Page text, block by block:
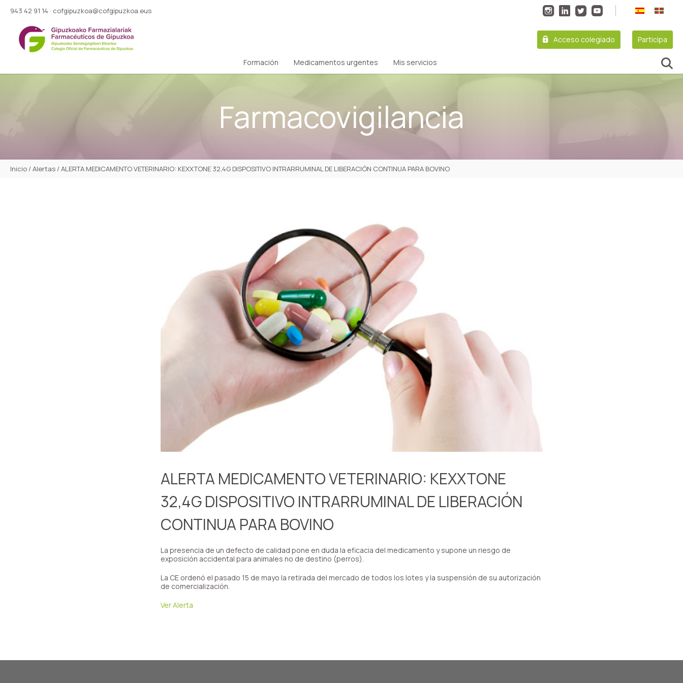
943 42 91 14 · cofgipuzkoa@cofgipuzkoa.eus
Acceso colegiado Participa
Formación Medicamentos urgentes Mis servicios
Farmacovigilancia
Inicio / Alertas / ALERTA MEDICAMENTO VETERINARIO: KEXXTONE 32,4G DISPOSITIVO INTRARRUMINAL DE LIBERACIÓN CONTINUA PARA BOVINO
ALERTA MEDICAMENTO VETERINARIO: KEXXTONE
32,4G DISPOSITIVO INTRARRUMINAL DE LIBERACIÓN
CONTINUA PARA BOVINO
La presencia de un defecto de calidad pone en duda la eficacia del medicamento y supone un riesgo de
exposición accidental para animales no de destino (perros).
La CE ordenó el pasado 15 de mayo la retirada del mercado de todos los lotes y la suspensión de su autorización
de comercialización.
Ver Alerta